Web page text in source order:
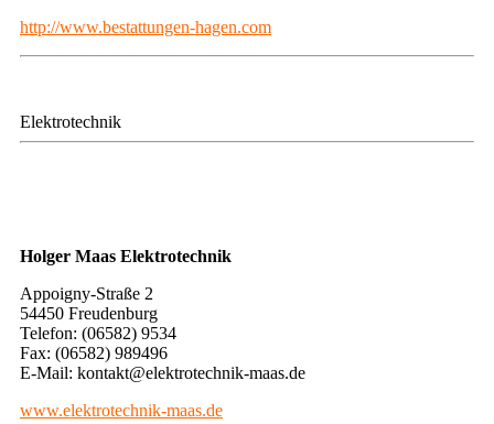
http://www.bestattungen-hagen.com
Elektrotechnik
Holger Maas Elektrotechnik
​​Appoigny-Straße 2
54450 Freudenburg
Telefon: (06582) 9534
Fax: (06582) 989496
E-Mail: kontakt@elektrotechnik-maas.de
www.elektrotechnik-maas.de